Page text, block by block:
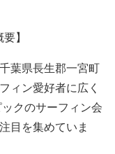
】
葉県長生郡一宮町
ィン愛好者に広く
クのサーフィン会
目を集めていま